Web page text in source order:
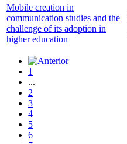
Mobile creation in
communication studies and the
challenge of its adoption in
higher education
1
...
2
3
4
5
6